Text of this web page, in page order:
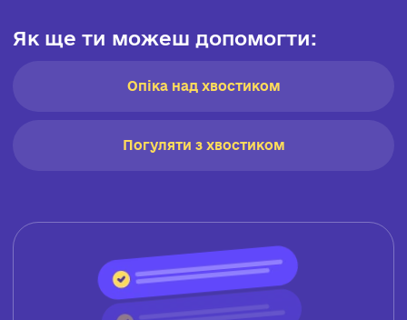
Як ще ти можеш допомогти:
Опіка над хвостиком
Погуляти з хвостиком